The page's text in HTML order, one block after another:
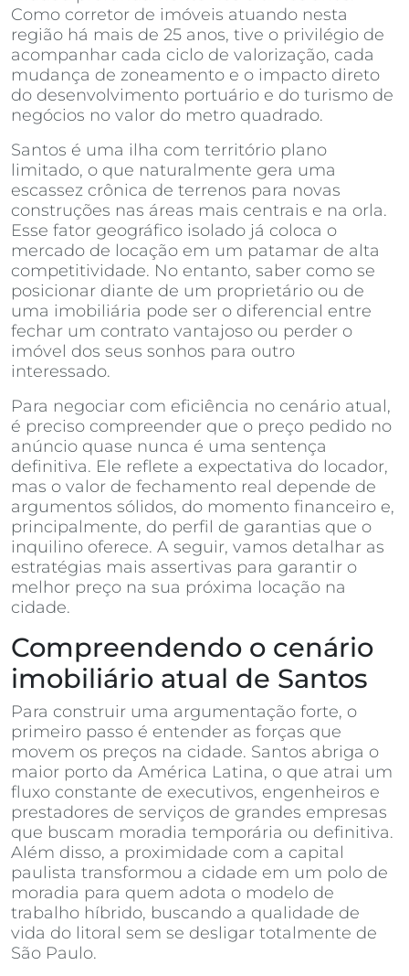
Como corretor de imóveis atuando nesta
região há mais de 25 anos, tive o privilégio de
acompanhar cada ciclo de valorização, cada
mudança de zoneamento e o impacto direto
do desenvolvimento portuário e do turismo de
negócios no valor do metro quadrado.
Santos é uma ilha com território plano
limitado, o que naturalmente gera uma
escassez crônica de terrenos para novas
construções nas áreas mais centrais e na orla.
Esse fator geográfico isolado já coloca o
mercado de locação em um patamar de alta
competitividade. No entanto, saber como se
posicionar diante de um proprietário ou de
uma imobiliária pode ser o diferencial entre
fechar um contrato vantajoso ou perder o
imóvel dos seus sonhos para outro
interessado.
Para negociar com eficiência no cenário atual,
é preciso compreender que o preço pedido no
anúncio quase nunca é uma sentença
definitiva. Ele reflete a expectativa do locador,
mas o valor de fechamento real depende de
argumentos sólidos, do momento financeiro e,
principalmente, do perfil de garantias que o
inquilino oferece. A seguir, vamos detalhar as
estratégias mais assertivas para garantir o
melhor preço na sua próxima locação na
cidade.
Compreendendo o cenário
imobiliário atual de Santos
Para construir uma argumentação forte, o
primeiro passo é entender as forças que
movem os preços na cidade. Santos abriga o
maior porto da América Latina, o que atrai um
fluxo constante de executivos, engenheiros e
prestadores de serviços de grandes empresas
que buscam moradia temporária ou definitiva.
Além disso, a proximidade com a capital
paulista transformou a cidade em um polo de
moradia para quem adota o modelo de
trabalho híbrido, buscando a qualidade de
vida do litoral sem se desligar totalmente de
São Paulo.